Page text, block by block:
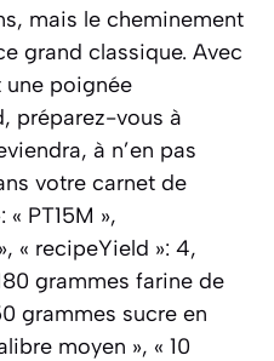
mais le cheminement
grand classique. Avec
poignée
préparez-vous à
à n’en pas
votre carnet de
PT15M »,
« recipeYield »: 4,
grammes farine de
grammes sucre en
moyen », « 10